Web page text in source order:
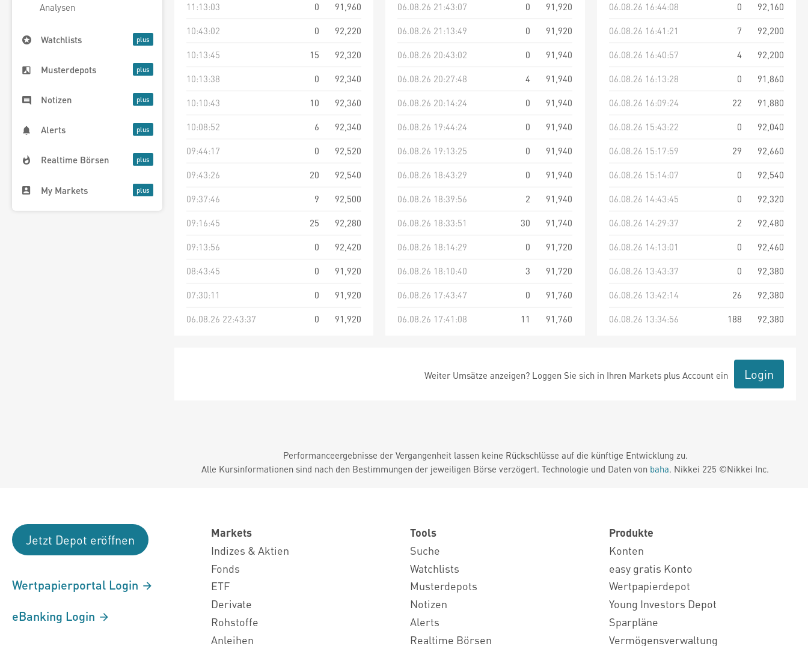
Analysen
Watchlists
Musterdepots
Notizen
Alerts
Realtime Börsen
My Markets
11:13:03
0
91,960
10:43:02
0
92,220
10:13:45
15
92,320
10:13:38
0
92,340
10:10:43
10
92,360
10:08:52
6
92,340
09:44:17
0
92,520
09:43:26
20
92,540
09:37:46
9
92,500
09:16:45
25
92,280
09:13:56
0
92,420
08:43:45
0
91,920
07:30:11
0
91,920
06.08.26 22:43:37
0 91,920
06.08.26 21:43:07
0
91,920
06.08.26 21:13:49
0
91,920
06.08.26 20:43:02
0
91,940
06.08.26 20:27:48
4
91,940
06.08.26 20:14:24
0
91,940
06.08.26 19:44:24
0
91,940
06.08.26 19:13:25
0
91,940
06.08.26 18:43:29
0
91,940
06.08.26 18:39:56
2
91,940
06.08.26 18:33:51
30
91,740
06.08.26 18:14:29
0
91,720
06.08.26 18:10:40
3
91,720
06.08.26 17:43:47
0
91,760
06.08.26 17:41:08
11 91,760
06.08.26 16:44:08
0
92,160
06.08.26 16:41:21
7
92,200
06.08.26 16:40:57
4
92,200
06.08.26 16:13:28
0
91,860
06.08.26 16:09:24
22
91,880
06.08.26 15:43:22
0
92,040
06.08.26 15:17:59
29
92,660
06.08.26 15:14:07
0
92,540
06.08.26 14:43:45
0
92,320
06.08.26 14:29:37
2
92,480
06.08.26 14:13:01
0
92,460
06.08.26 13:43:37
0
92,380
06.08.26 13:42:14
26
92,380
06.08.26 13:34:56
188 92,380
Weiter Umsätze anzeigen? Loggen Sie sich in Ihren Markets plus Account ein Login
Performanceergebnisse der Vergangenheit lassen keine Rückschlüsse auf die künftige Entwicklung zu.
Alle Kursinformationen sind nach den Bestimmungen der jeweiligen Börse verzögert. Technologie und Daten von baha. Nikkei 225 ©Nikkei Inc.
Jetzt Depot eröffnen
Wertpapierportal Login
eBanking Login
Markets
Indizes & Aktien
Fonds
ETF
Derivate
Rohstoffe
Anleihen
Tools
Suche
Watchlists
Musterdepots
Notizen
Alerts
Realtime Börsen
Produkte
Konten
easy gratis Konto
Wertpapierdepot
Young Investors Depot
Sparpläne
Vermögensverwaltung